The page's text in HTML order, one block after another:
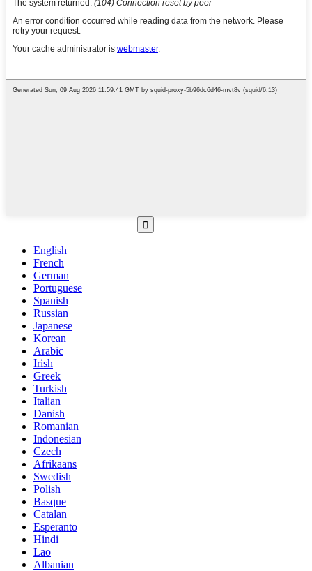
English
French
German
Portuguese
Spanish
Russian
Japanese
Korean
Arabic
Irish
Greek
Turkish
Italian
Danish
Romanian
Indonesian
Czech
Afrikaans
Swedish
Polish
Basque
Catalan
Esperanto
Hindi
Lao
Albanian